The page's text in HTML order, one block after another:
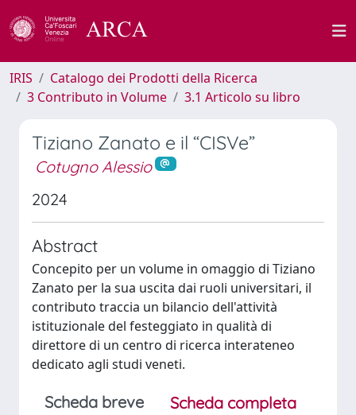
IRIS
Catalogo dei Prodotti della Ricerca
3 Contributo in Volume
3.1 Articolo su libro
Tiziano Zanato e il “CISVe”
Cotugno Alessio
2024
Abstract
Concepito per un volume in omaggio di Tiziano
Zanato per la sua uscita dai ruoli universitari, il
contributo traccia un bilancio dell'attività
istituzionale del festeggiato in qualità di
direttore di un centro di ricerca interateneo
dedicato agli studi veneti.
Scheda breve
Scheda completa